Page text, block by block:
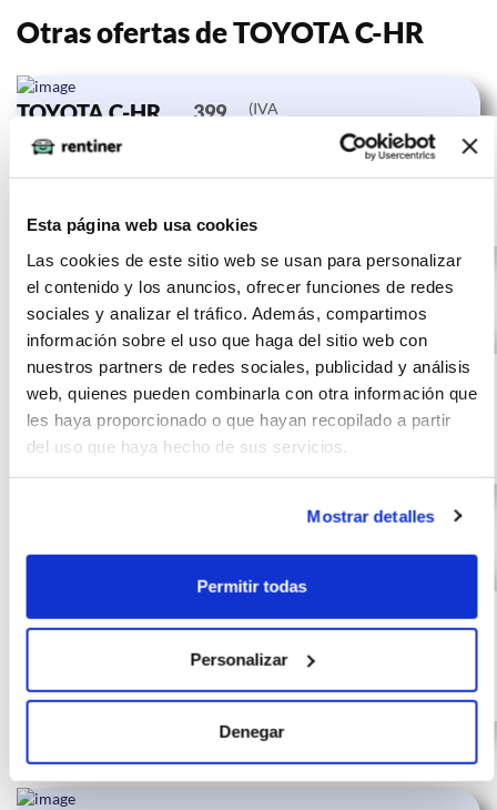
Esta página web usa cookies
Las cookies de este sitio web se usan para personalizar
el contenido y los anuncios, ofrecer funciones de redes
sociales y analizar el tráfico. Además, compartimos
información sobre el uso que haga del sitio web con
nuestros partners de redes sociales, publicidad y análisis
web, quienes pueden combinarla con otra información que
les haya proporcionado o que hayan recopilado a partir
del uso que haya hecho de sus servicios.
Mostrar detalles
Permitir todas
Personalizar
Denegar
Otras ofertas de TOYOTA C-HR
TOYOTA C-HR
1.8 125H
399
(IVA
10000
km
24 meses
0 CV
TOYOTA C-HR
1.8 125H
Advance
397
€/mes
(IVA
incluido)
10000
km
24 meses
0 CV
Gasolina
1.8 125H
412
€/mes
(IVA
10000
km
24 meses
Gasolina